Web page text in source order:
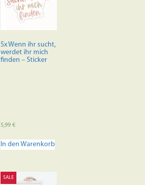
5x Wenn ihr sucht,
werdet ihr mich
finden – Sticker
5,99€
In den Warenkorb
SALE